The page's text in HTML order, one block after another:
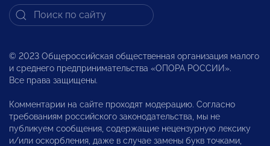
© 2023 Общероссийская общественная организация малого
и среднего предпринимательства «ОПОРА РОССИИ».
Все права защищены.
Комментарии на сайте проходят модерацию. Согласно
требованиям российского законодательства, мы не
публикуем сообщения, содержащие нецензурную лексику
и/или оскорбления, даже в случае замены букв точками,